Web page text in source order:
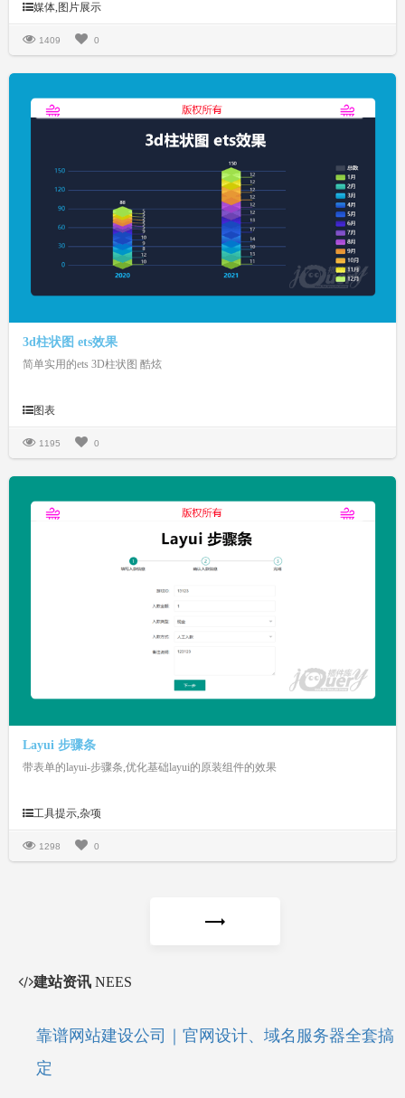
媒体,图片展示
1409 0
3d柱状图 ets效果
简单实用的ets 3D柱状图 酷炫
图表
1195 0
Layui 步骤条
带表单的layui-步骤条,优化基础layui的原装组件的效果
工具提示,杂项
1298 0
建站资讯 NEES
靠谱网站建设公司｜官网设计、域名服务器全套搞
定